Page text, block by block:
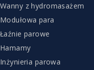
Wanny z hydromasażem
Modułowa para
Łaźnie parowe
Hamamy
Inżynieria parowa